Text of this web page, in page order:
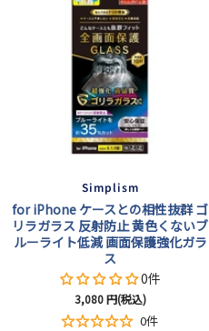
Simplism
for iPhone ケースとの相性抜群 ゴ
リラガラス 反射防止 黄色くないブ
ルーライト低減 画面保護強化ガラ
ス
0件
セ
ー
3,080円(税込)
0件